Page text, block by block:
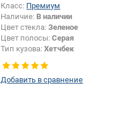
Класс: Премиум
Наличие: В наличии
Цвет стекла:Зеленое
Цвет полосы:Серая
Тип кузова:Хетчбек
Добавить в сравнение